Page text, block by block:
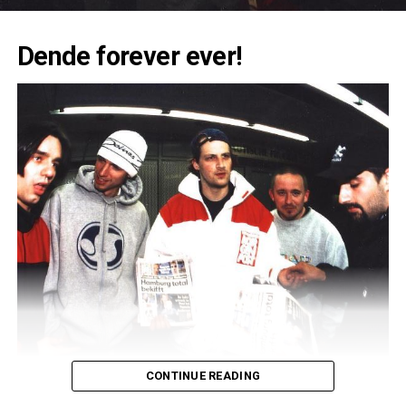
Dende forever ever!
CONTINUE READING